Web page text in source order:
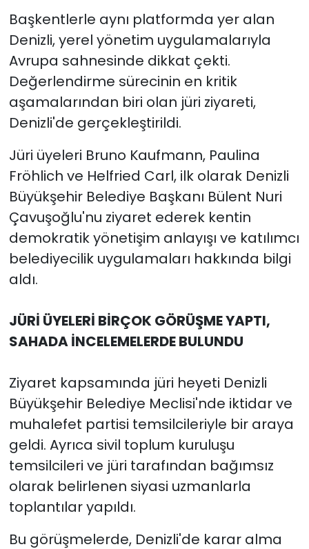
Başkentlerle aynı platformda yer alan
Denizli, yerel yönetim uygulamalarıyla
Avrupa sahnesinde dikkat çekti.
Değerlendirme sürecinin en kritik
aşamalarından biri olan jüri ziyareti,
Denizli'de gerçekleştirildi.
Jüri üyeleri Bruno Kaufmann, Paulina
Fröhlich ve Helfried Carl, ilk olarak Denizli
Büyükşehir Belediye Başkanı Bülent Nuri
Çavuşoğlu'nu ziyaret ederek kentin
demokratik yönetişim anlayışı ve katılımcı
belediyecilik uygulamaları hakkında bilgi
aldı.
JÜRİ ÜYELERİ BİRÇOK GÖRÜŞME YAPTI,
SAHADA İNCELEMELERDE BULUNDU
Ziyaret kapsamında jüri heyeti Denizli
Büyükşehir Belediye Meclisi'nde iktidar ve
muhalefet partisi temsilcileriyle bir araya
geldi. Ayrıca sivil toplum kuruluşu
temsilcileri ve jüri tarafından bağımsız
olarak belirlenen siyasi uzmanlarla
toplantılar yapıldı.
Bu görüşmelerde, Denizli'de karar alma